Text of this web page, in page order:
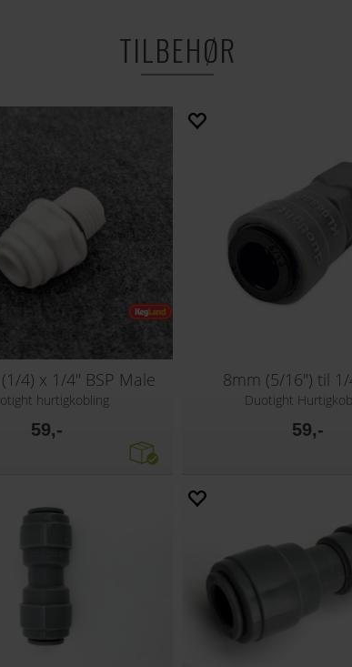
TILBEHØR
4) x 1/4" BSP Male
hurtigkobling
59,-
8mm (5/16") til 1/
Duotight
59,-